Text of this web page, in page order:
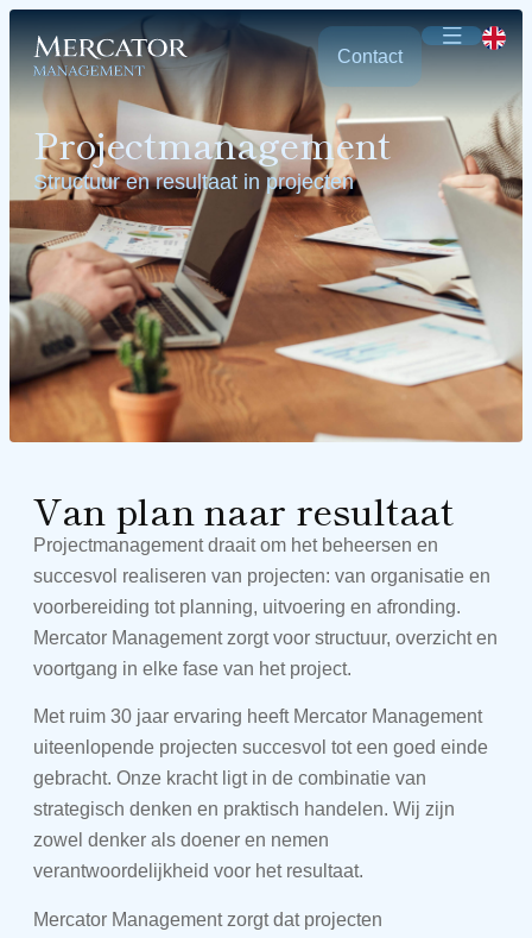
Contact
Projectmanagement
Structuur en resultaat in projecten
Van plan naar resultaat
Projectmanagement draait om het beheersen en
succesvol realiseren van projecten: van organisatie en
voorbereiding tot planning, uitvoering en afronding.
Mercator Management zorgt voor structuur, overzicht en
voortgang in elke fase van het project.
Met ruim 30 jaar ervaring heeft Mercator Management
uiteenlopende projecten succesvol tot een goed einde
gebracht. Onze kracht ligt in de combinatie van
strategisch denken en praktisch handelen. Wij zijn
zowel denker als doener en nemen
verantwoordelijkheid voor het resultaat.
Mercator Management zorgt dat projecten